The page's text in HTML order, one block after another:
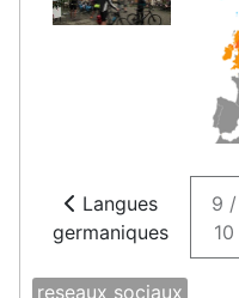
Langues
germaniques
9 /
10
reseaux sociaux